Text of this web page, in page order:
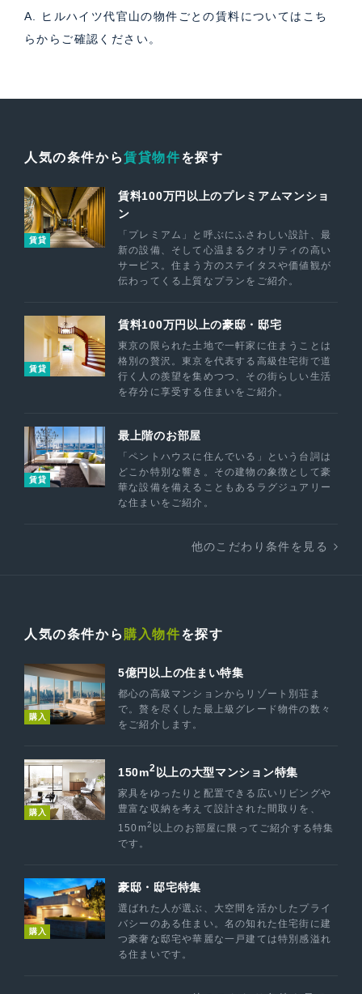
A. ヒルハイツ代官山の物件ごとの賃料については こち
らからご確認ください。
人気の条件から賃貸物件を探す
賃貸
賃料100万円以上のプレミアムマンショ
ン
「プレミアム」と呼ぶにふさわしい設計、最
新の設備、そして心温まるクオリティの高い
サービス。住まう方のステイタスや価値観が
伝わってくる上質なプランをご紹介。
賃貸
賃料100万円以上の豪邸・邸宅
東京の限られた土地で一軒家に住まうことは
格別の贅沢。東京を代表する高級住宅街で道
行く人の羨望を集めつつ、その街らしい生活
を存分に享受する住まいをご紹介。
賃貸
最上階のお部屋
「ペントハウスに住んでいる」という台詞は
どこか特別な響き。その建物の象徴として豪
華な設備を備えることもあるラグジュアリー
な住まいをご紹介。
他のこだわり条件を見る
人気の条件から 購入物件を探す
購入
5億円以上の住まい特集
都心の高級マンションからリゾート別荘ま
で。贅を尽くした最上級グレード物件の数々
をご紹介します。
購入
150m2 以上の大型マンション特集
家具をゆったりと配置できる広いリビングや
豊富な収納を考えて設計された間取りを、
150m2 以上のお部屋に限ってご紹介する特集
です。
購入
豪邸・邸宅特集
選ばれた人が選ぶ、大空間を活かしたプライ
バシーのある住まい。名の知れた住宅街に建
つ豪奢な邸宅や華麗な一戸建ては特別感溢れ
る住まいです。